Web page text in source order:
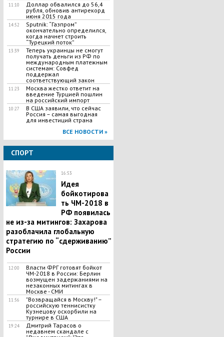
11:10
Доллар обвалился до 56,4
рубля, обновив антирекорд
июня 2015 года
14:52
Sputnik: “Газпром”
окончательно определился,
когда начнет строить
“Турецкий поток”
13:39
Теперь украинцы не смогут
получать деньги из РФ по
международным платежным
системам: Совфед
поддержал
соответствующий закон
11:23
Москва жестко ответит на
введение Турцией пошлин
на российский импорт
10:27
В США заявили, что сейчас
Россия – самая выгодная
для инвестиций страна
ВСЕ НОВОСТИ »
СПОРТ
16:53
Идея
бойкотирова
ть ЧМ-2018 в
РФ появилась
не из-за митингов: Захарова
разоблачила глобальную
стратегию по “сдерживанию”
России
12:00
Власти ФРГ готовят бойкот
ЧМ-2018 в России: Берлин
возмущен задержаниями на
незаконных митингах в
Москве - СМИ
11:56
"Возвращайся в Москву!" –
российскую теннисистку
Кузнецову оскорбили на
турнире в США
19:24
Дмитрий Тарасов о
недавнем скандале с